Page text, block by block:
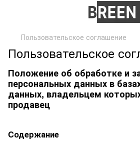
Пользовательское соглашение
Пользовательское
Положение об обработке и
персональных данных в
данных, владельцем
продавец
Cодержание